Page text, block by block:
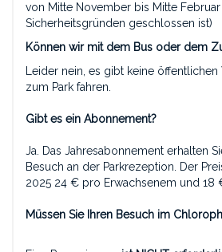
von Mitte November bis Mitte Februar
Sicherheitsgründen geschlossen ist)
Können wir mit dem Bus oder dem
Leider nein, es gibt keine
zum Park fahren.
Gibt es ein Abonnement?
Ja. Das Jahresabonnement erhalten
Besuch an der Parkrezeption. Der
2025 24 € pro Erwachsenem und 18
Müssen Sie Ihren Besuch im